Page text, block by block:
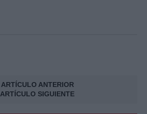
ARTÍCULO ANTERIOR
ARTÍCULO SIGUIENTE